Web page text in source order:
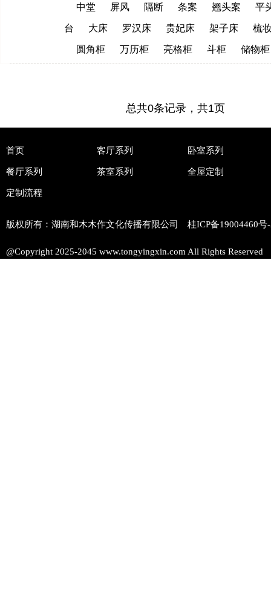
中堂 屏风 隔断 条案 翘头案 平
台 大床 罗汉床 贵妃床 架子床 梳
圆角柜 万历柜 亮格柜 斗柜 储物柜
总共0条记录，共1页
首页 客厅系列 卧室系列
餐厅系列 茶室系列 全屋定制
定制流程
版权所有：湖南和木木作文化传播有限公司 桂ICP备19004460号
@Copyright 2025-2045 www.tongyingxin.com All Rights Reserved